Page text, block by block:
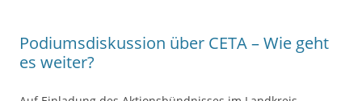
Podiumsdiskussion über CETA – Wie geht
es weiter?